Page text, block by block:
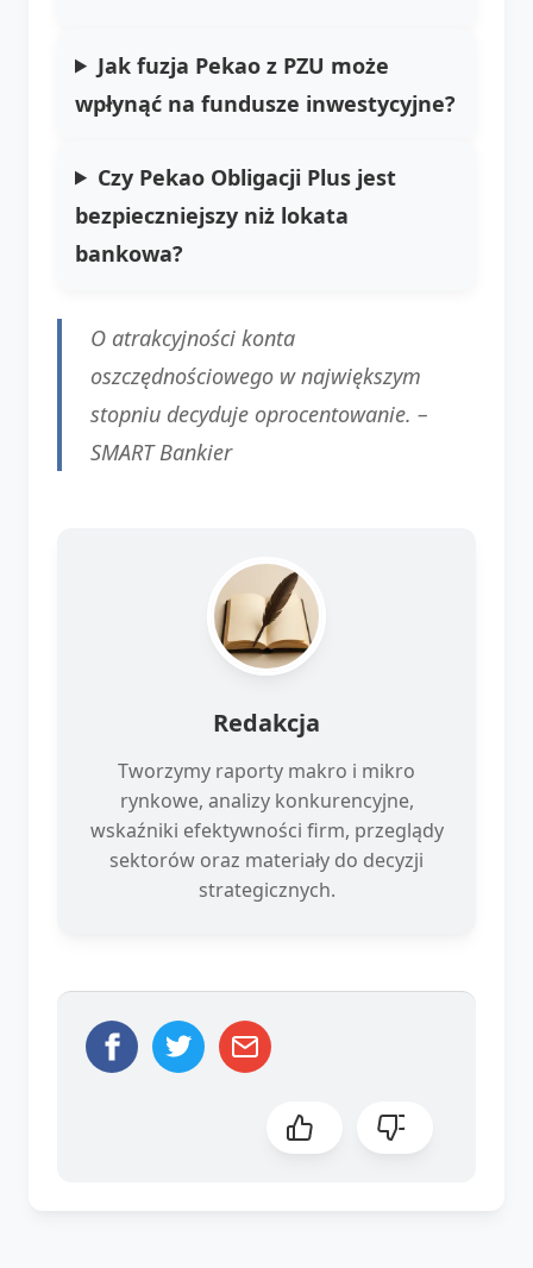
Jak fuzja Pekao z PZU może
wpłynąć na fundusze inwestycyjne?
Czy Pekao Obligacji Plus jest
bezpieczniejszy niż lokata
bankowa?
O atrakcyjności konta
oszczędnościowego w największym
stopniu decyduje oprocentowanie. –
SMART Bankier
Redakcja
Tworzymy raporty makro i mikro
rynkowe, analizy konkurencyjne,
wskaźniki efektywności firm, przeglądy
sektorów oraz materiały do decyzji
strategicznych.